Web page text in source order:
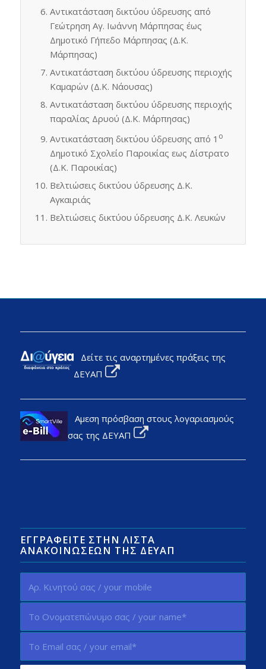
Αντικατάσταση δικτύου ύδρευσης από
Γεώτρηση Αγ. Ιωάννη Μάρπησας έως
Δημοτικό Γήπεδο Μάρπησας (Δ.Κ.
Μάρπησας)
Αντικατάσταση δικτύου ύδρευσης περιοχής
Καμαρών (Δ.Κ. Νάουσας)
Αντικατάσταση δικτύου ύδρευσης περιοχής
παραλίας Δρυού (Δ.Κ. Μάρπησας)
Αντικατάσταση δικτύου ύδρευσης από 1 ο
Δημοτικό Σχολείο Παροικίας εως Δίστρατο
(Δ.Κ. Παροικίας)
Βελτιώσεις δικτύου ύδρευσης Δ.Κ.
Αγκαιριάς
Βελτιώσεις δικτύου ύδρευσης Δ.Κ. Λευκών
Δείτε τις αναρτημένες πράξεις της
ΔΕΥΑΠ
Αμεση πρόσβαση στους λογαριασμούς
σας της ΔΕΥΑΠ
ΕΓΓΡΑΦΕΊΤΕ ΣΤΗΝ ΛΊΣΤΑ
ΑΝΑΚΟΙΝΏΣΕΩΝ ΤΗΣ ΔΕΥΑΠ